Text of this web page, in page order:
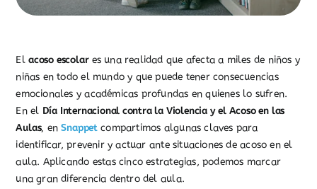
Elacoso escolares una realidad que afecta a miles de niños y
niñas en todo el mundo y que puede tener consecuencias
emocionales y académicas profundas en quienes lo sufren.
En el Día Internacional contra la Violencia y el Acoso en las
Aulas, enSnappetcompartimos algunas claves para
identificar, prevenir y actuar ante situaciones de acoso en el
aula. Aplicando estas cinco estrategias, podemos marcar
una gran diferencia dentro del aula.